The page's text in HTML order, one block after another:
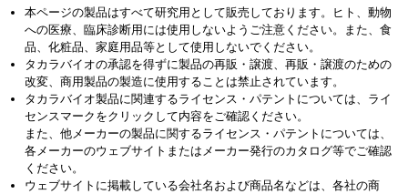
プロトコール集
ユーザーズボイス集
動画ライブラリー
Q&A
本ページの製品はすべて研究用として販売しております。ヒト、動物
への医療、臨床診断用には使用しないようご注意ください。また、食
品、化粧品、家庭用品等として使用しないでください。
タカラバイオの承認を得ずに製品の再販・譲渡、再販・譲渡のための
改変、商用製品の製造に使用することは禁止されています。
タカラバイオ製品に関連するライセンス・パテントについては、ライ
センスマークをクリックして内容をご確認ください。
また、他メーカーの製品に関するライセンス・パテントについては、
各メーカーのウェブサイトまたはメーカー発行のカタログ等でご確認
ください。
ウェブサイトに掲載している会社名および商品名などは、各社の商